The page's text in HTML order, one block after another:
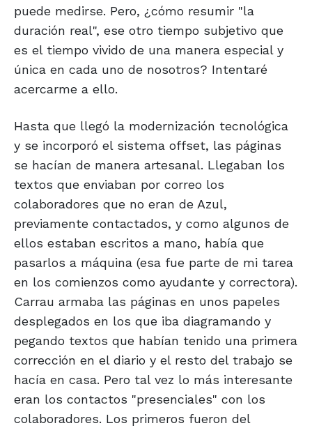
puede medirse. Pero, ¿cómo resumir "la
duración real", ese otro tiempo subjetivo que
es el tiempo vivido de una manera especial y
única en cada uno de nosotros? Intentaré
acercarme a ello.
Hasta que llegó la modernización tecnológica
y se incorporó el sistema offset, las páginas
se hacían de manera artesanal. Llegaban los
textos que enviaban por correo los
colaboradores que no eran de Azul,
previamente contactados, y como algunos de
ellos estaban escritos a mano, había que
pasarlos a máquina (esa fue parte de mi tarea
en los comienzos como ayudante y correctora).
Carrau armaba las páginas en unos papeles
desplegados en los que iba diagramando y
pegando textos que habían tenido una primera
corrección en el diario y el resto del trabajo se
hacía en casa. Pero tal vez lo más interesante
eran los contactos "presenciales" con los
colaboradores. Los primeros fueron del